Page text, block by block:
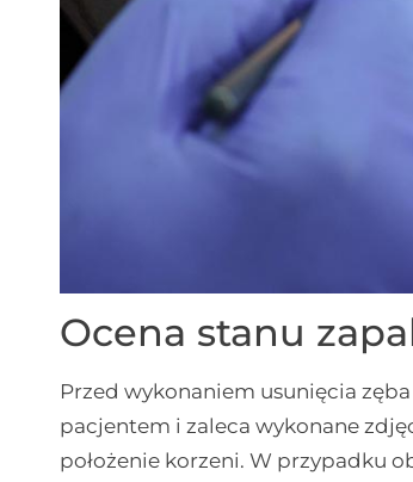
Ocena stanu
Przed wykonaniem usunięcia
pacjentem i zaleca wykonane
położenie korzeni. W przypadku